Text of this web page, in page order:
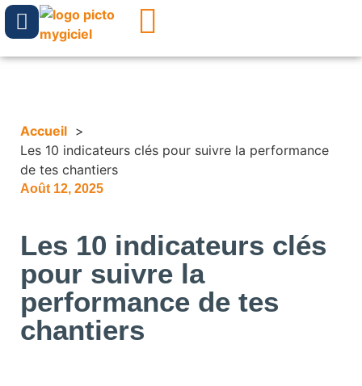
Accueil
Les 10 indicateurs clés pour suivre la performance
de tes chantiers
Août 12, 2025
Les 10 indicateurs clés
pour suivre la
performance de tes
chantiers